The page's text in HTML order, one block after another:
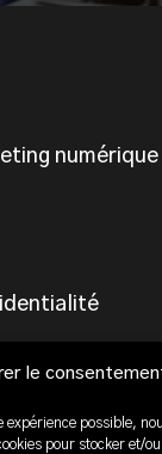
le
expérience possible,
pour stocker et/
numérique